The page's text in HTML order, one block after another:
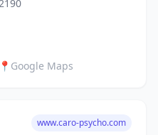
📍 Google Maps
www.caro-psycho.com